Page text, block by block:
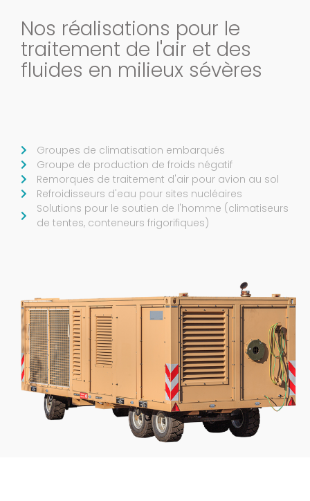
Nos réalisations pour le
traitement de l'air et des
fluides en milieux sévères
Groupes de climatisation embarqués ​
Groupe de production de froids négatif​
Remorques de traitement d'air pour avion au sol
Refroidisseurs d'eau pour sites nucléaires
Solutions pour le soutien de l'homme (climatiseurs
de tentes, conteneurs frigorifiques)